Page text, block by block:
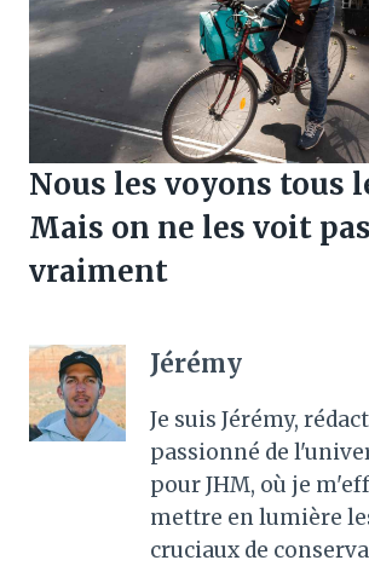
Nous les voyons tous
Mais on ne les voit pas
vraiment
Jérémy
Je suis Jérémy,
passionné de
pour JHM, où je
mettre en lumière
cruciaux de